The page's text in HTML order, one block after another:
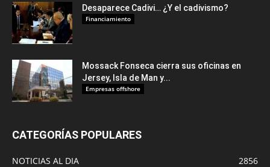
Desaparece Cadivi… ¿Y el cadivismo?
Financiamiento
Mossack Fonseca cierra sus oficinas en
Jersey, Isla de Man y...
Empresas offshore
CATEGORÍAS POPULARES
NOTICIAS AL DIA
2856